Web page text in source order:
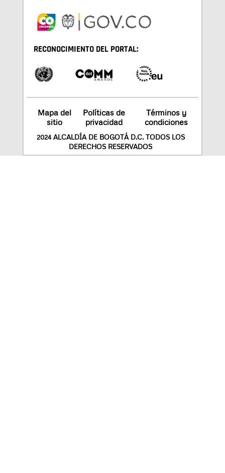
RECONOCIMIENTO DEL PORTAL:
Mapa del
sitio
Políticas de
privacidad
Términos y
condiciones
2024 ALCALDÍA DE BOGOTÁ D.C. TODOS LOS
DERECHOS RESERVADOS